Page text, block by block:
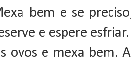
bem e se
e espere esfriar.
ovos e mexa bem.